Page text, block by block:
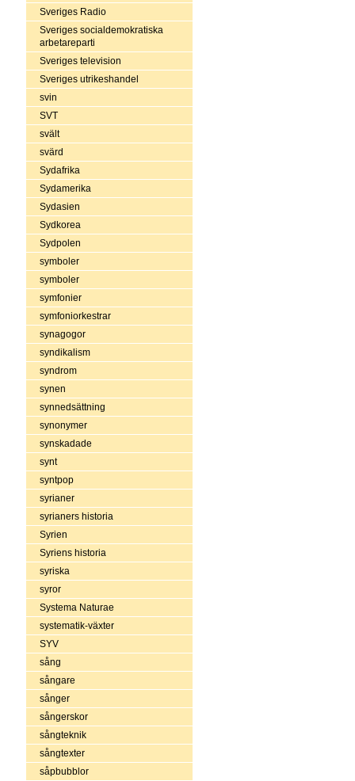
Sveriges Radio
Sveriges socialdemokratiska
arbetareparti
Sveriges television
Sveriges utrikeshandel
svin
SVT
svält
svärd
Sydafrika
Sydamerika
Sydasien
Sydkorea
Sydpolen
symboler
symboler
symfonier
symfoniorkestrar
synagogor
syndikalism
syndrom
synen
synnedsättning
synonymer
synskadade
synt
syntpop
syrianer
syrianers historia
Syrien
Syriens historia
syriska
syror
Systema Naturae
systematik-växter
SYV
sång
sångare
sånger
sångerskor
sångteknik
sångtexter
såpbubblor